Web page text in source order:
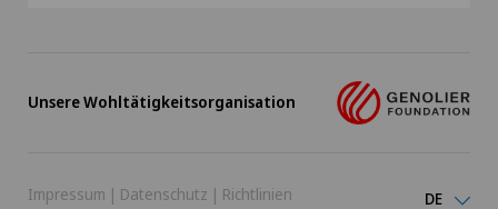
Unsere Wohltätigkeitsorganisation
Impressum | Datenschutz | Richtlinien DE